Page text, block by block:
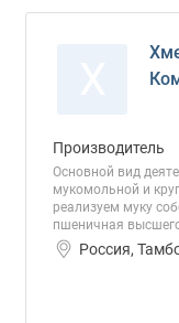
Производитель
Основной вид
мукомольной и
реализуем муку
пшеничная
Россия,